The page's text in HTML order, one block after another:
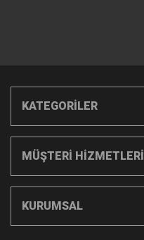
KATEGORİLER
MÜŞTERİ HİZMETLERİ
KURUMSAL